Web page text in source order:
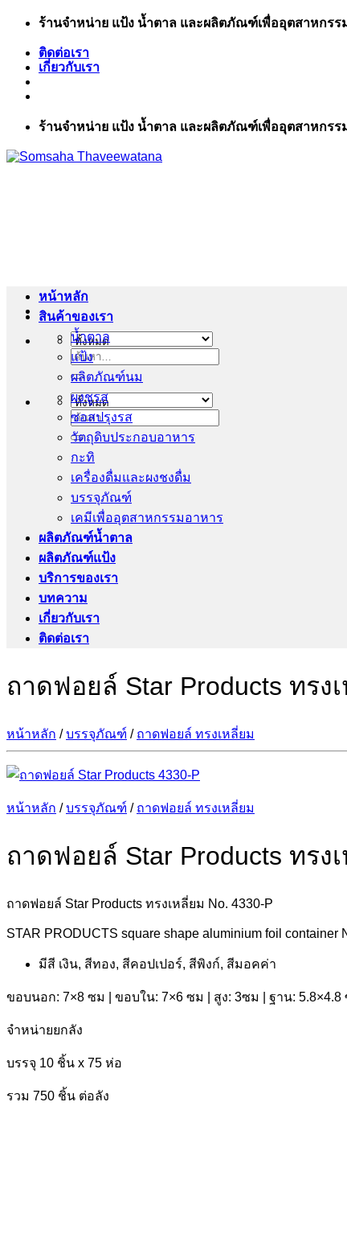
ข้าม
เนื้อหา
ร้านจำหน่าย แป้ง น้ำตาล และผลิตภัณฑ์เพื่ออุตสาหกร
ติดต่อเรา
เกี่ยวกับเรา
ร้านจำหน่าย แป้ง น้ำตาล และผลิตภัณฑ์เพื่ออุตสาหกร
ค้นหา:
ค้นหา:
หน้าหลัก
สินค้าของเรา
น้ำตาล
แป้ง
ผลิตภัณฑ์นม
ผงชูรส
ซอสปรุงรส
วัตถุดิบประกอบอาหาร
กะทิ
เครื่องดื่มและผงชงดื่ม
บรรจุภัณฑ์
เคมีเพื่ออุตสาหกรรมอาหาร
ผลิตภัณฑ์น้ำตาล
ผลิตภัณฑ์แป้ง
บริการของเรา
บทความ
เกี่ยวกับเรา
ติดต่อเรา
ถาดฟอยล์ Star Products ทรง
หน้าหลัก / บรรจุภัณฑ์ / ถาดฟอยล์ ทรงเหลี่ยม
หน้าหลัก / บรรจุภัณฑ์ / ถาดฟอยล์ ทรงเหลี่ยม
ถาดฟอยล์ Star Products ทรง
ถาดฟอยล์ Star Products ทรงเหลี่ยม No. 4330-P
STAR PRODUCTS square shape aluminium foil container
มีสี เงิน, สีทอง, สีคอปเปอร์, สีพิงก์, สีมอคค่า
ขอบนอก: 7×8 ซม | ขอบใน: 7×6 ซม | สูง: 3ซม | ฐาน: 5.8×4.8
จำหน่ายยกลัง
บรรจุ 10 ชิ้น x 75 ห่อ
รวม 750 ชิ้น ต่อลัง